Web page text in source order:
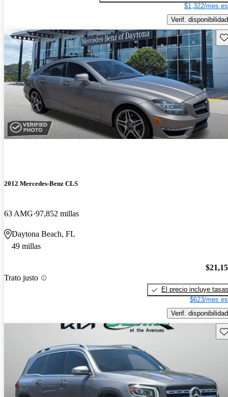
$1,322/mes
Verif. disponibilidad
2012 Mercedes-Benz CLS
63 AMG 97,852 millas
Daytona Beach, FL
49 millas
Trato justo
El precio incluye tasas
$623/mes
Verif. disponibilidad